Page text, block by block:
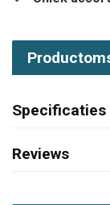
Specificaties
Reviews